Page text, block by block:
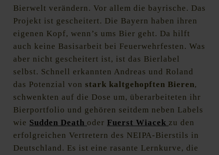
Bierwelt verändern. Vor allem die bayrische. Das
Projekt ist gescheitert. Die Bayern haben ihren
eigenen Kopf, wenn’s ums Bier geht. Da hilft
auch keine Basisarbeit bei Feuerwehrfesten. Was
aber nicht gescheitert ist, ist das Bierlabel
selbst. Schnell erkannten Andreas und Roland
das Potenzial von stark kaltgehopften Bieren,
schwenkten auf die Dose um, überarbeiteten ihr
Bierportfolio und gehören seitdem neben Labels
wie Sudden Death oder Fuerst Wiacek zu den
erfolgreichen Vertretern des NEIPA-Bierstils in
Deutschland. Es ist eine rasante Lernkurve, die